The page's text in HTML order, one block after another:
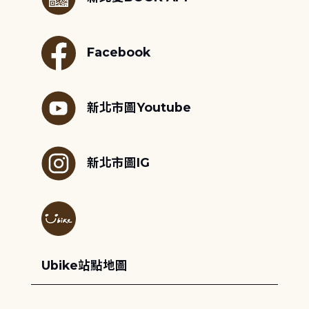
Facebook
新北市圖Youtube
新北市圖IG
Ubike站點地圖